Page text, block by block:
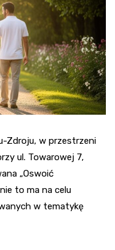
Zdroju, w przestrzeni
ul. Towarowej 7,
„Oswoić
to ma na celu
w tematykę